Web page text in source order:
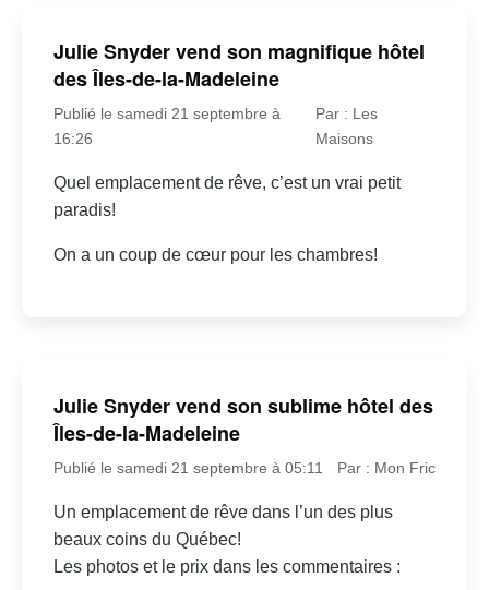
Julie Snyder vend son magnifique hôtel
des Îles-de-la-Madeleine
Publié le samedi 21 septembre à
16:26
Par : Les
Maisons
Quel emplacement de rêve, c’est un vrai petit
paradis!
On a un coup de cœur pour les chambres!
Julie Snyder vend son sublime hôtel des
Îles-de-la-Madeleine
Publié le samedi 21 septembre à 05:11 Par : Mon Fric
Un emplacement de rêve dans l’un des plus
beaux coins du Québec!
Les photos et le prix dans les commentaires :